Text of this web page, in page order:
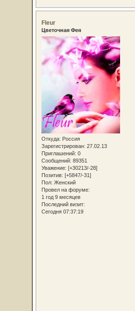
Fleur
Цветочная Фея
Откуда: Россия
Зарегистрирован: 27.02.13
Приглашений: 0
Сообщений: 89351
Уважение: [+30213/-28]
Позитив: [+5847/-31]
Пол: Женский
Провел на форуме:
1 год 9 месяцев
Последний визит:
Сегодня 07:37:19